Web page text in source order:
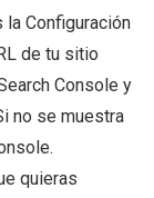
la Configuración
de tu sitio
Console y
no se muestra
quieras